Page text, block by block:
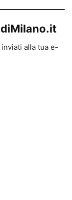
alla tua e-